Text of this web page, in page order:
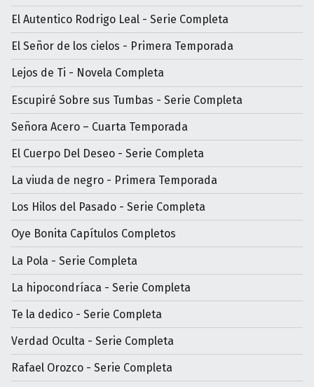
El Autentico Rodrigo Leal - Serie Completa
El Señor de los cielos - Primera Temporada
Lejos de Ti - Novela Completa
Escupiré Sobre sus Tumbas - Serie Completa
Señora Acero – Cuarta Temporada
El Cuerpo Del Deseo - Serie Completa
La viuda de negro - Primera Temporada
Los Hilos del Pasado - Serie Completa
Oye Bonita Capítulos Completos
La Pola - Serie Completa
La hipocondríaca - Serie Completa
Te la dedico - Serie Completa
Verdad Oculta - Serie Completa
Rafael Orozco - Serie Completa